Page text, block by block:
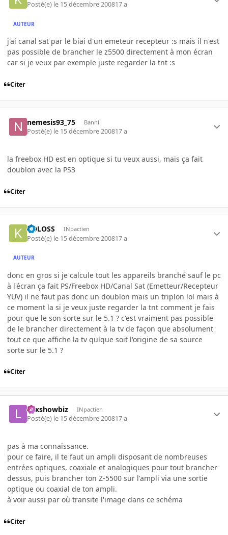
Posté(e) le 15 décembre 200817 a
AUTEUR
j'ai canal sat par le biai d'un emeteur recepteur :s mais il n'est
pas possible de brancher le z5500 directement à mon écran
car si je veux par exemple juste regarder la tnt :s
Citer
nemesis93_75 Banni
Posté(e) le 15 décembre 200817 a
la freebox HD est en optique si tu veux aussi, mais ça fait
doublon avec la PS3
Citer
KOLOSS INpactien
Posté(e) le 15 décembre 200817 a
AUTEUR
donc en gros si je calcule tout les appareils branché sauf le pc
à l'écran ça fait PS/Freebox HD/Canal Sat (Emetteur/Recepteur
YUV) il ne faut pas donc un doublon mais un triplon lol mais à
ce moment la si je veux juste regarder la tnt comment je fais
pour que le son sorte sur le 5.1 ? c'est vraiment pas possible
de le brancher directement à la tv de façon que absolument
tout ce que affiche la tv qulque soit l'origine de sa source
sorte sur le 5.1 ?
Citer
Lexshowbiz INpactien
Posté(e) le 15 décembre 200817 a
pas à ma connaissance.
pour ce faire, il te faut un ampli disposant de nombreuses
entrées optiques, coaxiale et analogiques pour tout brancher
dessus, puis brancher ton Z-5500 sur l'ampli via une sortie
optique ou coaxial de ton ampli.
à voir aussi par où transite l'image dans ce schéma
Citer